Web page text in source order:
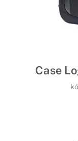
Case